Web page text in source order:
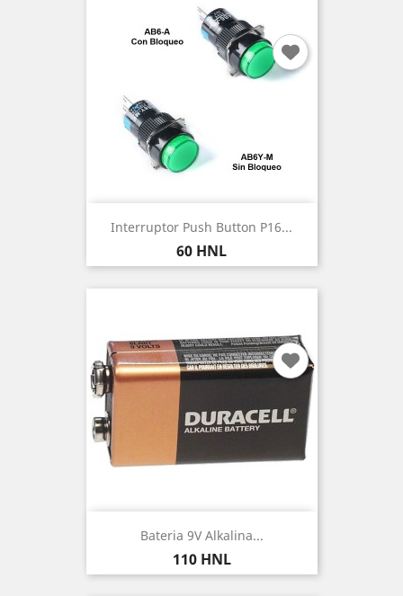
Interruptor Push Button P16...
Precio
60 HNL
Bateria 9V Alkalina...
Precio
110 HNL